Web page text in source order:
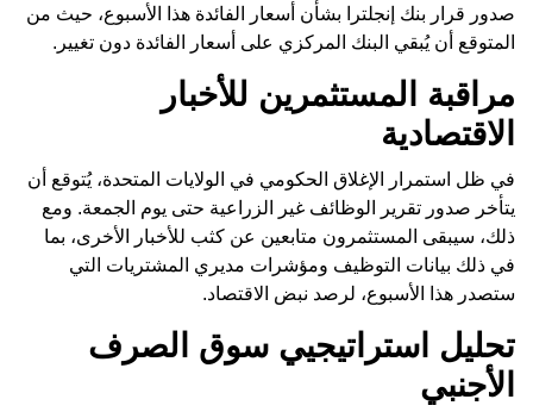
صدور قرار بنك إنجلترا بشأن أسعار الفائدة هذا الأسبوع، حيث من
المتوقع أن يُبقي البنك المركزي على أسعار الفائدة دون تغيير.
مراقبة المستثمرين للأخبار
الاقتصادية
في ظل استمرار الإغلاق الحكومي في الولايات المتحدة، يُتوقع أن
يتأخر صدور تقرير الوظائف غير الزراعية حتى يوم الجمعة. ومع
ذلك، سيبقى المستثمرون متابعين عن كثب للأخبار الأخرى، بما
في ذلك بيانات التوظيف ومؤشرات مديري المشتريات التي
ستصدر هذا الأسبوع، لرصد نبض الاقتصاد.
تحليل استراتيجيي سوق الصرف
الأجنبي